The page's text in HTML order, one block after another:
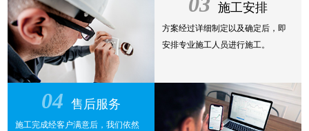
施工安排
方案经过详细制定以及确定后，即
安排专业施工人员进行施工。
04 售后服务
施工完成经客户满意后，我们依然